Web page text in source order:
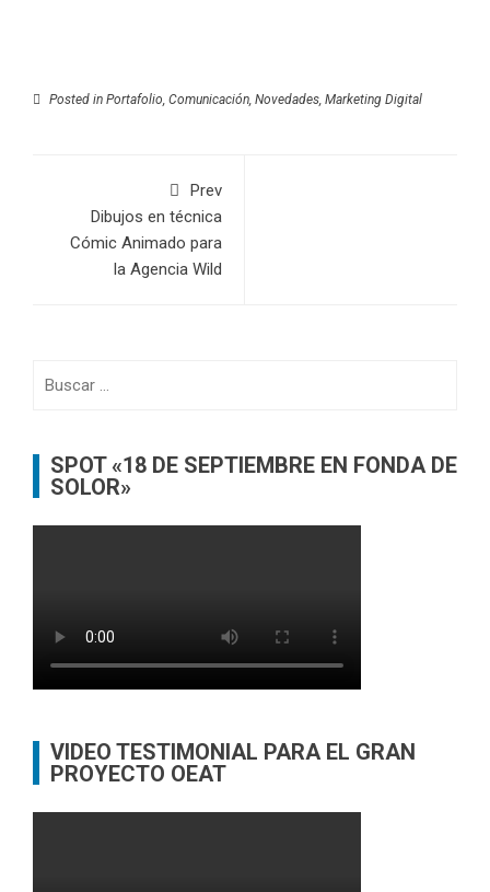
Posted in Portafolio, Comunicación, Novedades, Marketing Digital
Prev
Dibujos en técnica
Cómic Animado para
la Agencia Wild
SPOT «18 DE SEPTIEMBRE EN FONDA DE
SOLOR»
VIDEO TESTIMONIAL PARA EL GRAN
PROYECTO OEAT